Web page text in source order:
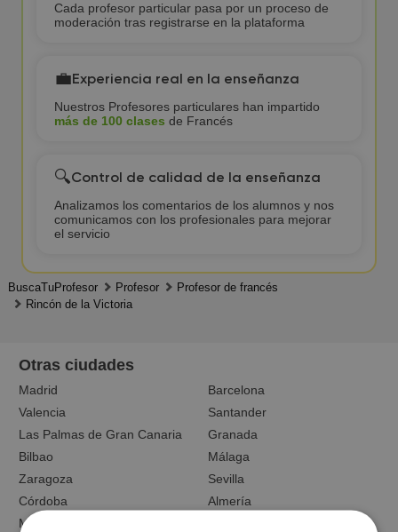
Cada profesor particular pasa por un proceso de
moderación tras registrarse en la plataforma
💼Experiencia real en la enseñanza
Nuestros Profesores particulares han impartido
más de 100 clases de Francés
🔍Control de calidad de la enseñanza
Analizamos los comentarios de los alumnos y nos
comunicamos con los profesionales para mejorar
el servicio
BuscaTuProfesor Profesor
Profesor de francés
Rincón de la Victoria
Otras ciudades
Madrid
Barcelona
Valencia
Santander
Las Palmas de Gran Canaria
Granada
Bilbao
Málaga
Zaragoza
Sevilla
Córdoba
Almería
Marbella